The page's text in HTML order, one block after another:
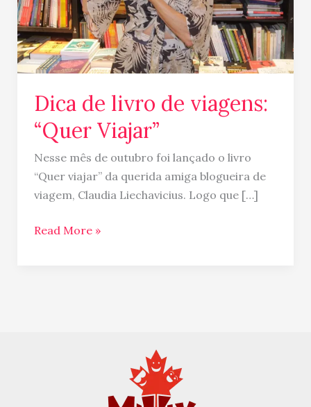
Dica de livro de viagens:
“Quer Viajar”
Nesse mês de outubro foi lançado o livro
“Quer viajar” da querida amiga blogueira de
viagem, Claudia Liechavicius. Logo que […]
Viajar”
Read More »